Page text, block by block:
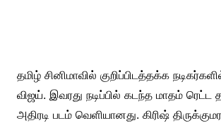
தமிழ் சினிமாவில் குறிப்பிடத்தக்க
விஜய். இவரது நடிப்பில் கடந்த மாதம்
அதிரடி படம் வெளியானது. கிரிஷ்